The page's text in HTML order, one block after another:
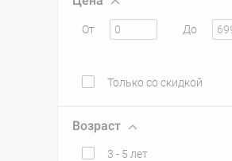
От До
Только со скидкой
Возраст
3 - 5 лет